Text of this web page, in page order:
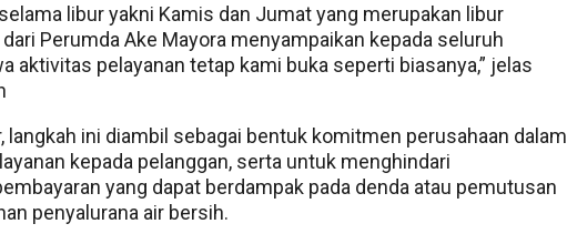
libur yakni Kamis dan Jumat yang merupakan libur
dari Perumda Ake Mayora menyampaikan kepada seluruh
aktivitas pelayanan tetap kami buka seperti biasanya,” jelas
langkah ini diambil sebagai bentuk komitmen perusahaan dalam
kepada pelanggan, serta untuk menghindari
yang dapat berdampak pada denda atau pemutusan
penyalurana air bersih.